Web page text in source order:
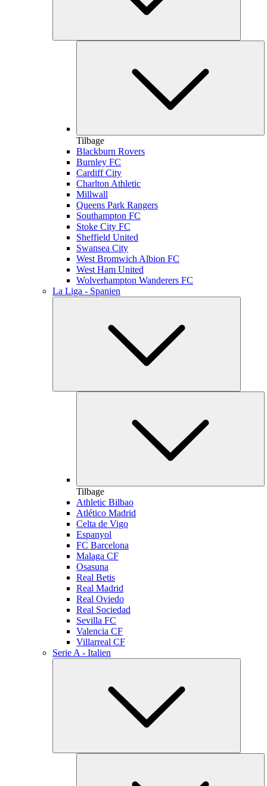
Tilbage
Blackburn Rovers
Burnley FC
Cardiff City
Charlton Athletic
Millwall
Queens Park Rangers
Southampton FC
Stoke City FC
Sheffield United
Swansea City
West Bromwich Albion FC
West Ham United
Wolverhampton Wanderers FC
La Liga - Spanien
Tilbage
Athletic Bilbao
Atlético Madrid
Celta de Vigo
Espanyol
FC Barcelona
Malaga CF
Osasuna
Real Betis
Real Madrid
Real Oviedo
Real Sociedad
Sevilla FC
Valencia CF
Villarreal CF
Serie A - Italien